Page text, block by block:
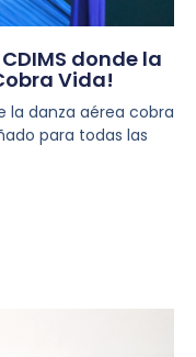
donde la
Vida!
la danza aérea cobra
para todas las